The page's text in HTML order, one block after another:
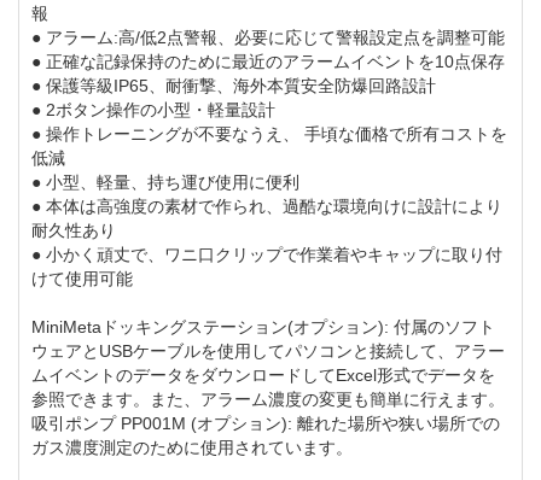
報
● アラーム:高/低2点警報、必要に応じて警報設定点を調整可能
● 正確な記録保持のために最近のアラームイベントを10点保存
● 保護等級IP65、耐衝撃、海外本質安全防爆回路設計
● 2ボタン操作の小型・軽量設計
● 操作トレーニングが不要なうえ、 手頃な価格で所有コストを
低減
● 小型、軽量、持ち運び使用に便利
● 本体は高強度の素材で作られ、過酷な環境向けに設計により
耐久性あり
● 小かく頑丈で、ワニ口クリップで作業着やキャップに取り付
けて使用可能
MiniMetaドッキングステーション(オプション): 付属のソフト
ウェアとUSBケーブルを使用してパソコンと接続して、アラー
ムイベントのデータをダウンロードしてExcel形式でデータを
参照できます。また、アラーム濃度の変更も簡単に行えます。
吸引ポンプ PP001M (オプション): 離れた場所や狭い場所での
ガス濃度測定のために使用されています。